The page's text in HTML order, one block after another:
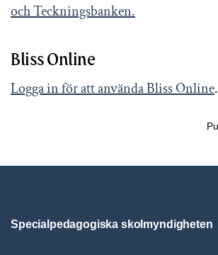
och Teckningsbanken.
Bliss Online
Logga in för att använda Bliss Online.
Specialpedagogiska skolmyndigheten